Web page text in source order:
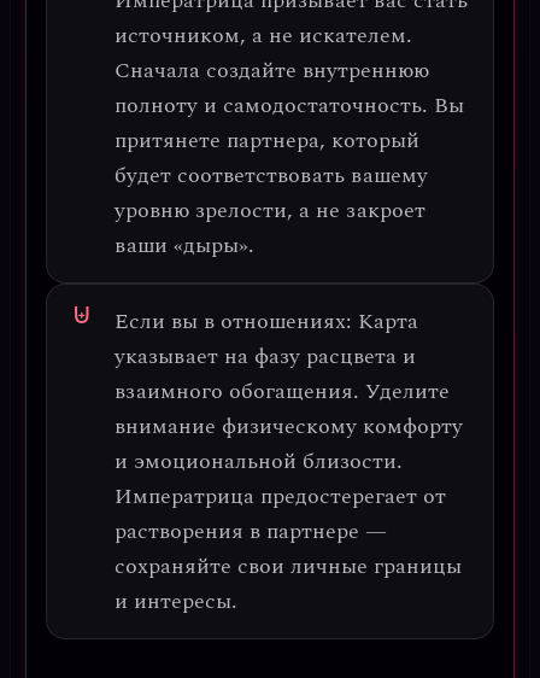
источником, а не искателем.
Сначала создайте внутреннюю
полноту и самодостаточность. Вы
притянете партнера, который
будет соответствовать вашему
уровню зрелости, а не закроет
ваши «дыры».
Если вы в отношениях: Карта
указывает на фазу расцвета и
взаимного обогащения. Уделите
внимание физическому комфорту
и эмоциональной близости.
Императрица предостерегает от
растворения в партнере —
сохраняйте свои личные границы
и интересы.